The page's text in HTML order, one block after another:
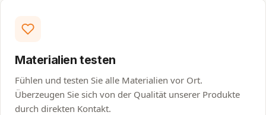
Materialien testen
Fühlen und testen Sie alle Materialien vor Ort.
Überzeugen Sie sich von der Qualität unserer Produkte
durch direkten Kontakt.